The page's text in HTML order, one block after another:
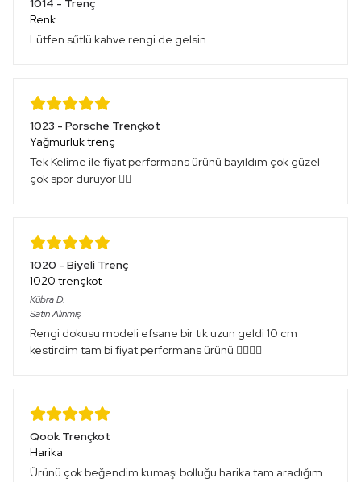
1014 - Trenç
Renk
Lütfen sűtlü kahve rengi de gelsin
1023 - Porsche Trençkot
Yağmurluk trenç
Tek Kelime ile fiyat performans ürünü bayıldım çok güzel
çok spor duruyor 👍🏻
1020 - Biyeli Trenç
1020 trençkot
KübraD.
Satın Alınmış
Rengi dokusu modeli efsane bir tık uzun geldi 10 cm
kestirdim tam bi fiyat performans ürünü 👌🏻👌🏻
Qook Trençkot
Harika
Ürünü çok beğendim kumaşı bolluğu harika tam aradığım